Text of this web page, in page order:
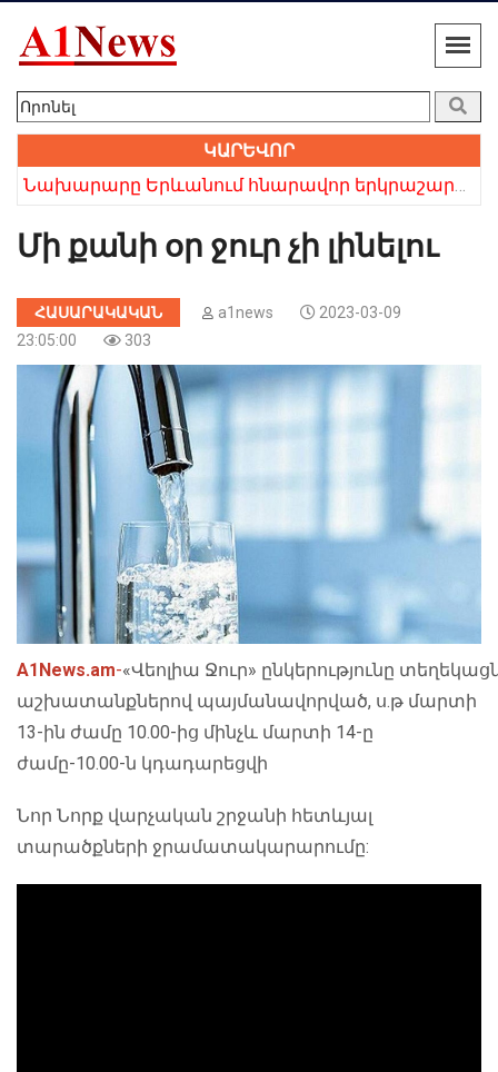
ԿԱՐԵՎՈՐ
Նախարարը Երևանում հնարավոր երկրաշարժի մասին
Մի քանի օր ջուր չի լինելու
ՀԱՍԱՐԱԿԱԿԱՆ a1news
2023-03-09
23:05:00
303
A1News.am-«Վեոլիա Ջուր» ընկերությունը
աշխատանքներով պայմանավորված, ս.թ մարտի
13-ին ժամը 10.00-ից մինչև մարտի 14-ը
ժամը-10.00-ն կդադարեցվի
Նոր Նորք վարչական շրջանի հետևյալ
տարածքների ջրամատակարարումը: